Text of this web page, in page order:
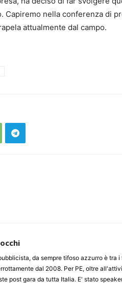
Capiremo nella conferenza di
attualmente dal campo.
da sempre tifoso azzurro è tra
dal 2008. Per PE, oltre
post gara da tutta Italia. E' stato